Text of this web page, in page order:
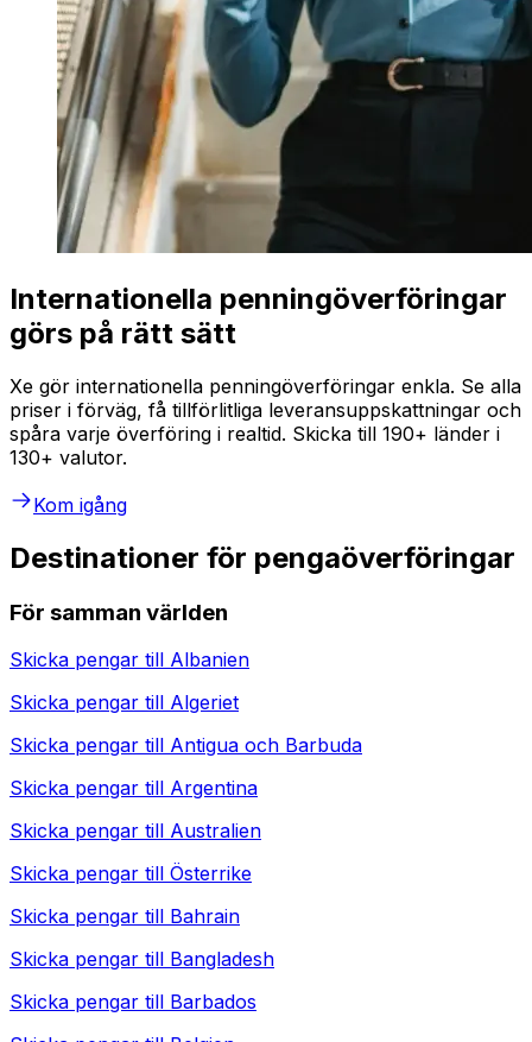
Internationella penningöverföringar
görs på rätt sätt
Xe gör internationella penningöverföringar enkla. Se alla
priser i förväg, få tillförlitliga leveransuppskattningar och
spåra varje överföring i realtid. Skicka till 190+ länder i
130+ valutor.
Kom igång
Destinationer för pengaöverföringar
För samman världen
Skicka pengar till Albanien
Skicka pengar till Algeriet
Skicka pengar till Antigua och Barbuda
Skicka pengar till Argentina
Skicka pengar till Australien
Skicka pengar till Österrike
Skicka pengar till Bahrain
Skicka pengar till Bangladesh
Skicka pengar till Barbados